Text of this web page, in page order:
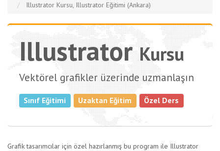
Illustrator Kursu, Illustrator Eğitimi (Ankara)
IllustratorKursu
Vektörel grafikler üzerinde uzmanlaşın
Sınıf Eğitimi Uzaktan Eğitim Özel Ders
Grafik tasarımcılar için özel hazırlanmış bu program ile Illustrator